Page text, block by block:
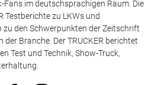
Fans im deutschsprachigen Raum. Die
Testberichte zu LKWs und
den Schwerpunkten der Zeitschrift
der Branche. Der TRUCKER berichtet
Test und Technik, Show-Truck,